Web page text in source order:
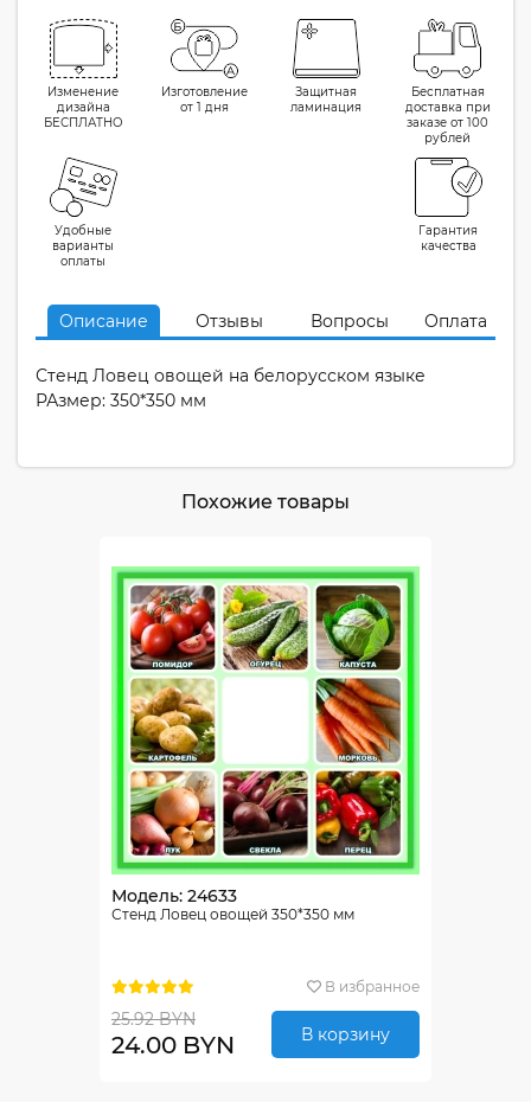
Изменение
дизайна
БЕСПЛАТНО
Изготовление
от 1 дня
Защитная
ламинация
Бесплатная
доставка при
заказе от 100
рублей
Удобные
варианты
оплаты
Гарантия
качества
Описание Отзывы Вопросы Оплата
Стенд Ловец овощей на белорусском языке
РАзмер: 350*350 мм
Похожие товары
Модель: 24633
Стенд Ловец овощей 350*350 мм
В избранное
25.92 BYN
24.00 BYN В корзину